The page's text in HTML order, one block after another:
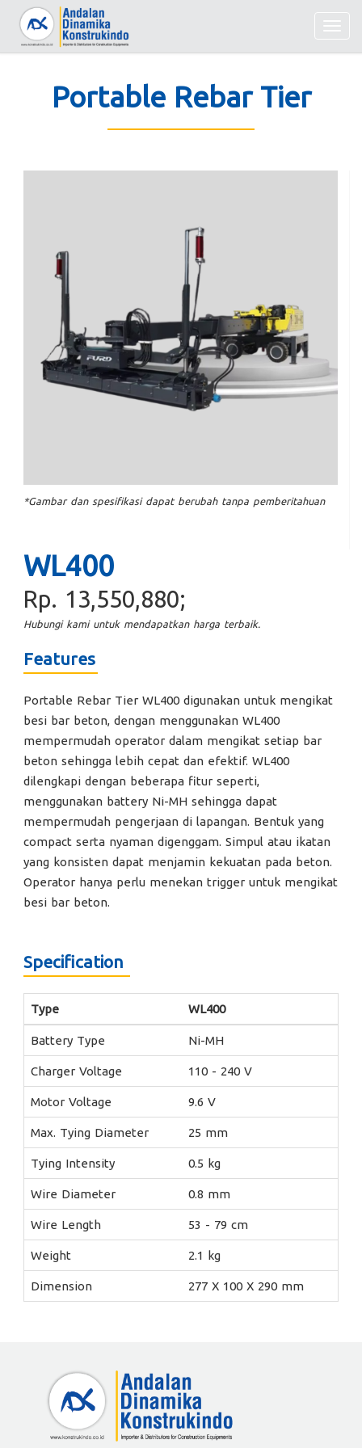
Portable Rebar Tier
*Gambar dan spesifikasi dapat berubah tanpa pemberitahuan
WL400
Rp. 13,550,880;
Hubungi kami untuk mendapatkan harga terbaik.
Features
Portable Rebar Tier WL400 digunakan untuk mengikat
besi bar beton, dengan menggunakan WL400
mempermudah operator dalam mengikat setiap bar
beton sehingga lebih cepat dan efektif. WL400
dilengkapi dengan beberapa fitur seperti,
menggunakan battery Ni-MH sehingga dapat
mempermudah pengerjaan di lapangan. Bentuk yang
compact serta nyaman digenggam. Simpul atau ikatan
yang konsisten dapat menjamin kekuatan pada beton.
Operator hanya perlu menekan trigger untuk mengikat
besi bar beton.
Specification
Type WL400
Battery Type Ni-MH
Charger Voltage 110 - 240 V
Motor Voltage 9.6 V
Max. Tying Diameter 25 mm
Tying Intensity 0.5 kg
Wire Diameter 0.8 mm
Wire Length 53 - 79 cm
Weight 2.1 kg
Dimension 277 X 100 X 290 mm